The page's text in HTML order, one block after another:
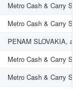
Metro Cash & Carry SR
Metro Cash & Carry SR
PENAM SLOVAKIA,
Metro Cash & Carry SR
Metro Cash & Carry SR